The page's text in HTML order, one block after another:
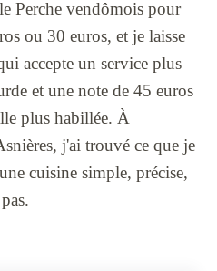
Perche vendômois pour
ou 30 euros, et je laisse
accepte un service plus
et une note de 45 euros
plus habillée. À
j'ai trouvé ce que je
cuisine simple, précise,